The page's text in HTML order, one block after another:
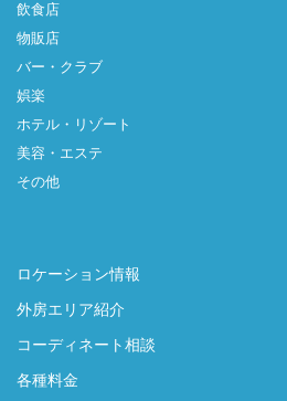
飲食店
物販店
バー・クラブ
娯楽
ホテル・リゾート
美容・エステ
その他
ロケーション情報
外房エリア紹介
コーディネート相談
各種料金